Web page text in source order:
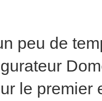
peu de
le premier